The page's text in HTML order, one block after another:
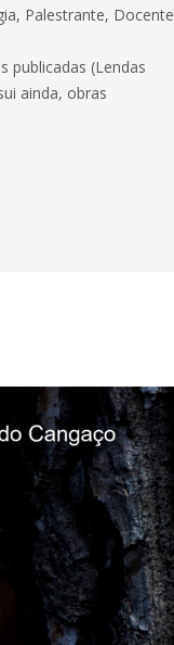
Palestrante, Docente
publicadas (Lendas
ainda, obras